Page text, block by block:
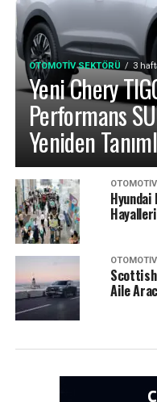
OTOMOTIV SEKTÖRÜ 3
Yeni Chery
Performans
Yeniden
Scottish
Aile